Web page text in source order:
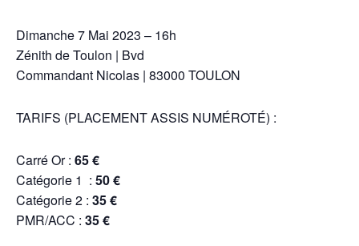
Dimanche 7 Mai 2023 – 16h
Zénith de Toulon | Bvd
Commandant Nicolas | 83000 TOULON
TARIFS (PLACEMENT ASSIS NUMÉROTÉ) :
Carré Or : 65 €
Catégorie 1 : 50 €
Catégorie 2 : 35 €
PMR/ACC : 35 €